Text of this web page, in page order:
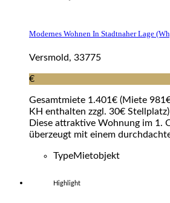
Modernes Wohnen In Stadtnaher Lage
Versmold, 33775
€
Gesamtmiete 1.401€ (Miete
KH enthalten zzgl. 30€
Diese attraktive Wohnung im 1.
überzeugt mit einem
TypeMietobjekt
Highlight